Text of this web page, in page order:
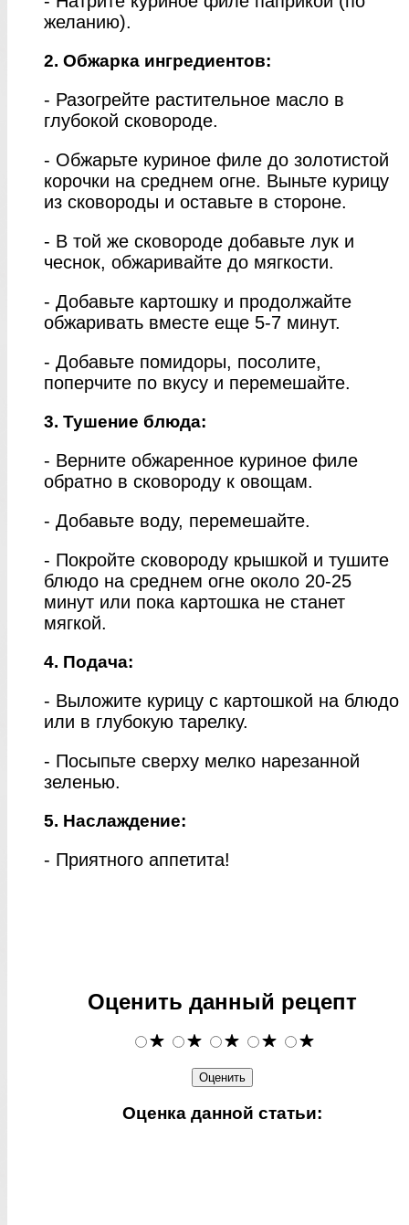
желанию).
2. Обжарка ингредиентов:
- Разогрейте растительное масло в
глубокой сковороде.
- Обжарьте куриное филе до золотистой
корочки на среднем огне. Выньте курицу
из сковороды и оставьте в стороне.
- В той же сковороде добавьте лук и
чеснок, обжаривайте до мягкости.
- Добавьте картошку и продолжайте
обжаривать вместе еще 5-7 минут.
- Добавьте помидоры, посолите,
поперчите по вкусу и перемешайте.
3. Тушение блюда:
- Верните обжаренное куриное филе
обратно в сковороду к овощам.
- Добавьте воду, перемешайте.
- Покройте сковороду крышкой и тушите
блюдо на среднем огне около 20-25
минут или пока картошка не станет
мягкой.
4. Подача:
- Выложите курицу с картошкой на блюдо
или в глубокую тарелку.
- Посыпьте сверху мелко нарезанной
зеленью.
5. Наслаждение:
- Приятного аппетита!
Оценить данный рецепт
Оценка данной статьи: